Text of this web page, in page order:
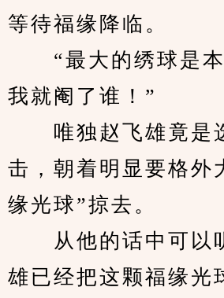
等待福缘降临。
“最大的绣球是本
我就阉了谁！”
唯独赵飞雄竟是
击，朝着明显要格外
缘光球”掠去。
从他的话中可以
雄已经把这颗福缘光